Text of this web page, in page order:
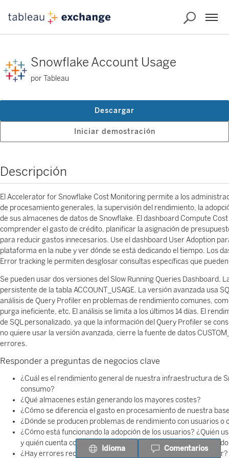
Snowflake Account Usage
por Tableau
Iniciar demostración
Descargar
Descripción
El Accelerator for Snowflake Cost Monitoring permite a los
de procesamiento generales, la supervisión del rendimiento, la
de sus almacenes de datos de Snowflake. El dashboard Compute
comprender el gasto de crédito, planificar la asignación de
para reducir gastos innecesarios. Use el dashboard User Adoption
plataforma en la nube y ver dónde se está dedicando el tiempo. Los
Error tracking le permiten desglosar consultas específicas que
Se pueden usar dos versiones del Slow Running Queries Dashboard.
persistente de la tabla ACCOUNT_USAGE. La versión avanzada usa
análisis de Query Profiler en problemas de rendimiento comunes,
purga ineficiente, etc. El análisis se limita a los últimos 14 días. El
de SQL personalizado, ya que la información del Query Profiler se
no quiere usar la versión avanzada, cierre la fuente de datos
errores.
Responder a preguntas de negocios clave
¿Cuál es el rendimiento general de nuestra infraestructura de
consumo?
¿Qué almacenes están generando los mayores costes?
¿Cómo se diferencia el gasto en procesamiento de nuestra
¿Dónde se producen problemas de rendimiento con usuarios o
¿Cómo está funcionando la adopción de los usuarios? ¿Quién
y quién cuenta con ella pero la usa mucho menos de lo
¿Hay errores recurrentes que debamos solucionar y optimizar?
Idioma Comentarios